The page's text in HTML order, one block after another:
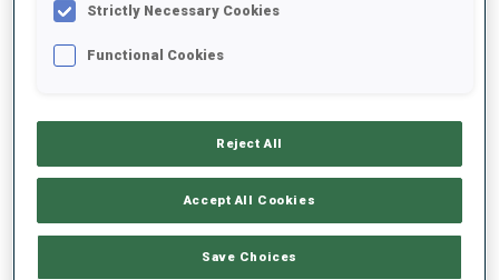
MOYENNE DE PERFORMANCE
TIR COUCHÉ
Données non disponibles
Strictly Necessary Cookies
Functional Cookies
Reject All
Accept All Cookies
Save Choices